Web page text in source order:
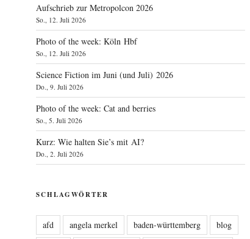
Aufschrieb zur Metropolcon 2026
So., 12. Juli 2026
Photo of the week: Köln Hbf
So., 12. Juli 2026
Science Fiction im Juni (und Juli) 2026
Do., 9. Juli 2026
Photo of the week: Cat and berries
So., 5. Juli 2026
Kurz: Wie halten Sie’s mit AI?
Do., 2. Juli 2026
SCHLAGWÖRTER
afd angela merkel baden-württemberg
blog